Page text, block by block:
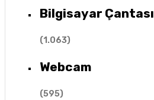
Bilgisayar Çantası
(1.063)
Webcam
(595)